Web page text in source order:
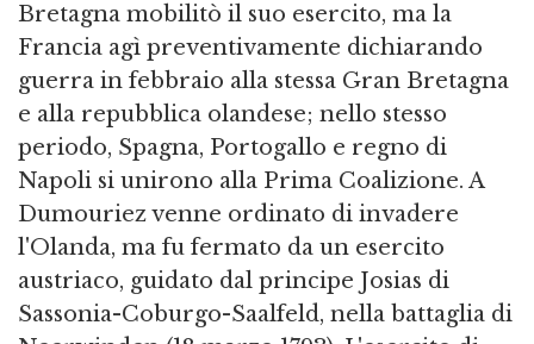
Bretagna mobilitò il suo esercito, ma la
Francia agì preventivamente dichiarando
guerra in febbraio alla stessa Gran Bretagna
e alla repubblica olandese; nello stesso
periodo, Spagna, Portogallo e regno di
Napoli si unirono alla Prima Coalizione. A
Dumouriez venne ordinato di invadere
l'Olanda, ma fu fermato da un esercito
austriaco, guidato dal principe Josias di
Sassonia-Coburgo-Saalfeld, nella battaglia di